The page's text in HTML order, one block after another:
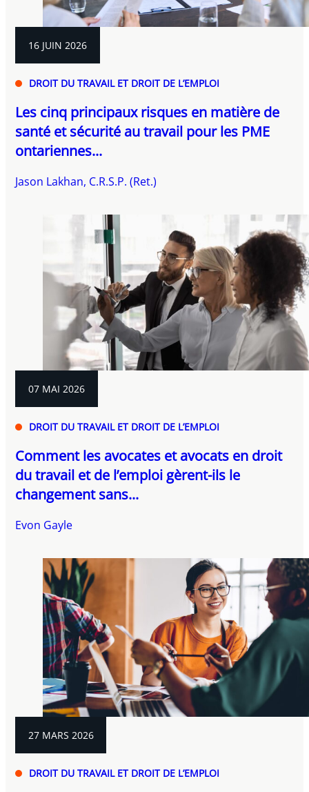
16 JUIN 2026
DROIT DU TRAVAIL ET DROIT DE L’EMPLOI
Les cinq principaux risques en matière de
santé et sécurité au travail pour les PME
ontariennes...
Jason Lakhan, C.R.S.P. (Ret.)
07 MAI 2026
DROIT DU TRAVAIL ET DROIT DE L’EMPLOI
Comment les avocates et avocats en droit
du travail et de l’emploi gèrent-ils le
changement sans...
Evon Gayle
27 MARS 2026
DROIT DU TRAVAIL ET DROIT DE L’EMPLOI